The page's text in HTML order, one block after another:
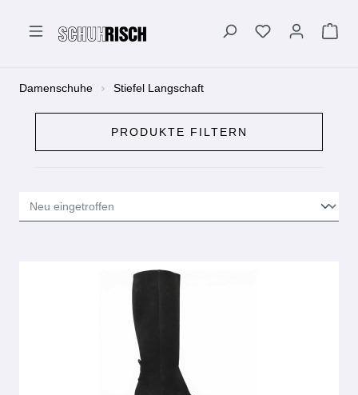
Damenschuhe Stiefel Langschaft
PRODUKTE FILTERN